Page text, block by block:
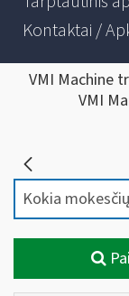
Kontaktai /
VMI Machine
VMI